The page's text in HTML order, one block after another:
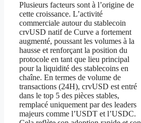
Plusieurs facteurs sont à l’origine de
cette croissance. L’activité
commerciale autour du stablecoin
crvUSD natif de Curve a fortement
augmenté, poussant les volumes à la
hausse et renforçant la position du
protocole en tant que lieu principal
pour la liquidité des stablecoins en
chaîne. En termes de volume de
transactions (24H), crvUSD est entré
dans le top 5 des pièces stables,
remplacé uniquement par des leaders
majeurs comme l’USDT et l’USDC.